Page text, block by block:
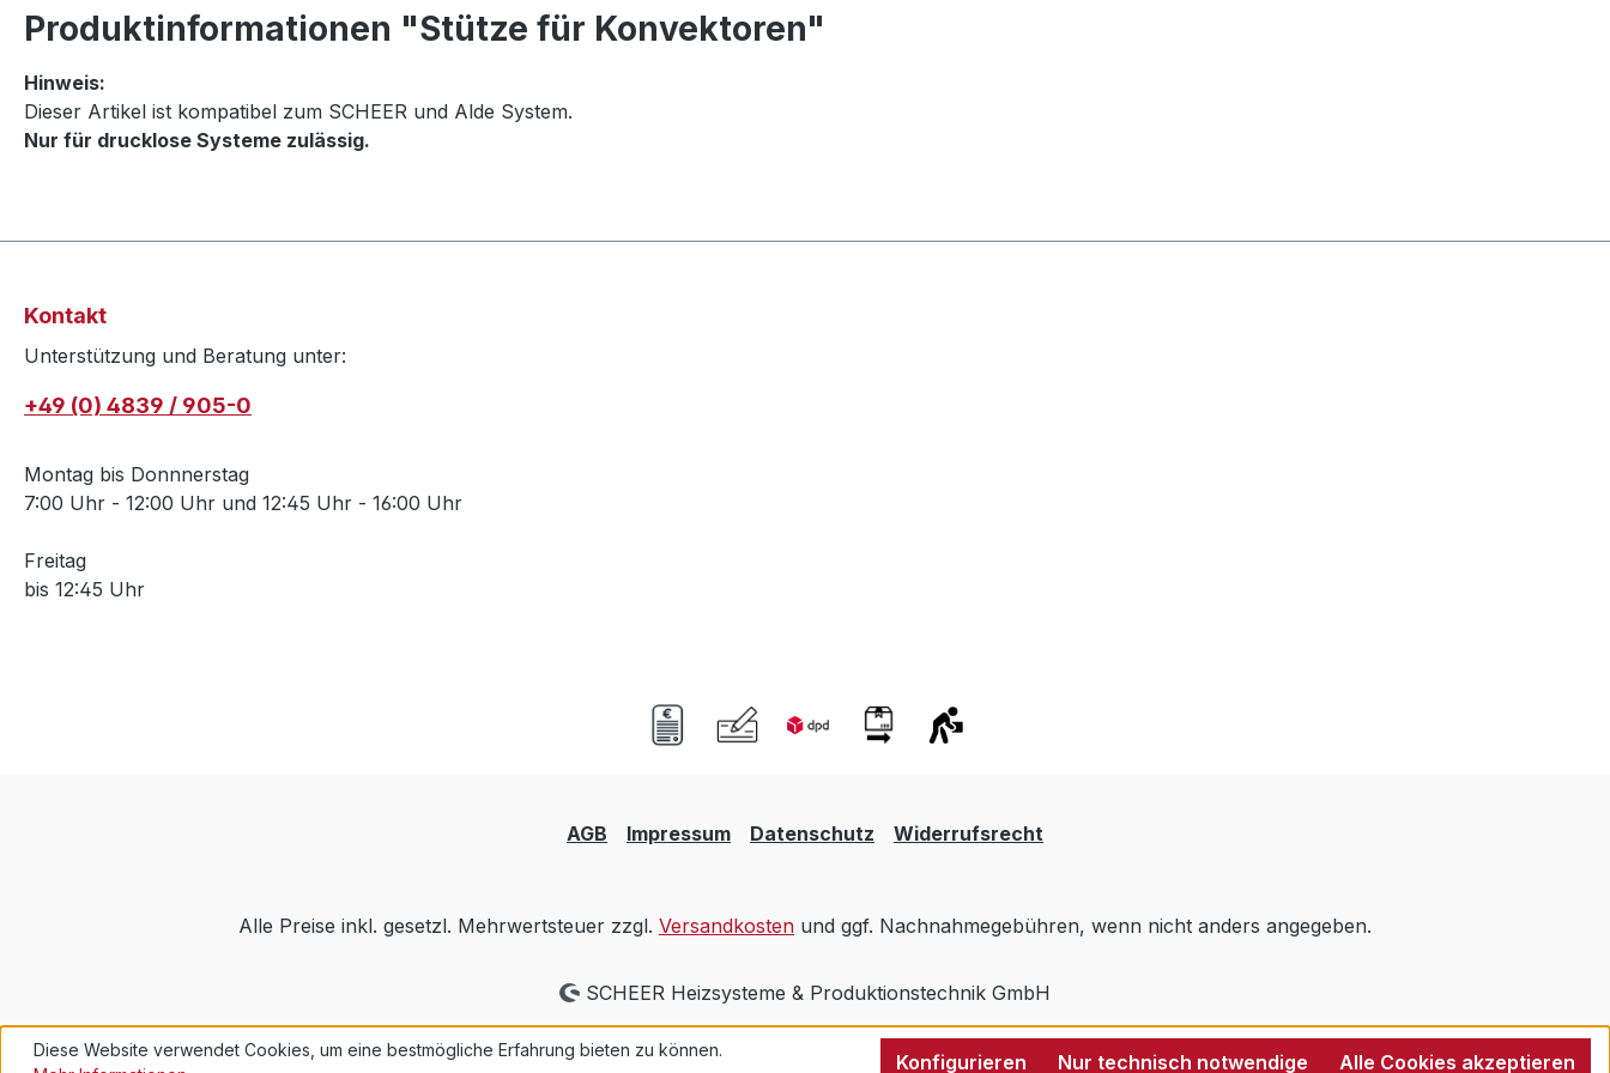
Produktinformationen "Stütze für Konvektoren"
Hinweis:
Dieser Artikel ist kompatibel zum SCHEER und Alde System.
Nur für drucklose Systeme zulässig.
Kontakt
Unterstützung und Beratung unter:
+49 (0) 4839 / 905-0
Montag bis Donnnerstag
7:00 Uhr - 12:00 Uhr und 12:45 Uhr - 16:00 Uhr
Freitag
bis 12:45 Uhr
AGB Impressum Datenschutz Widerrufsrecht
Alle Preise inkl. gesetzl. Mehrwertsteuer zzgl. Versandkosten und ggf. Nachnahmegebühren, wenn nicht anders angegeben.
SCHEER Heizsysteme & Produktionstechnik GmbH
Diese Website verwendet Cookies, um eine bestmögliche Erfahrung bieten zu können.
Nur technisch notwendige
Konfigurieren Alle Cookies akzeptieren